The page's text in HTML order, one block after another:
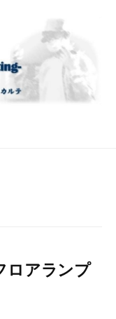
ロアランプ